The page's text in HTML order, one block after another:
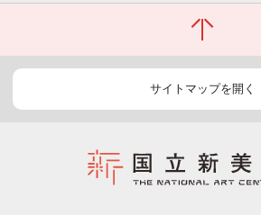
サイトマップを開く